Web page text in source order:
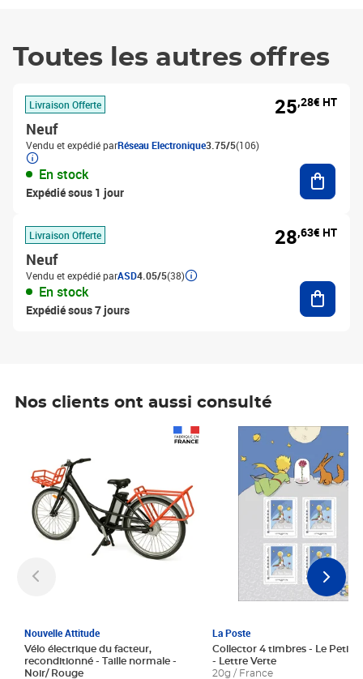
Toutes les autres offres
Livraison Offerte
Neuf
Vendu et expédié parRéseau Electronique3.75/5(106)
En stock
Expédié sous 1 jour
25,28€ HT
Livraison Offerte
Neuf
Vendu et expédié parASD4.05/5(38)
En stock
Expédié sous 7 jours
28,63€ HT
Nos clients ont aussi consulté
Nouvelle Attitude
Vélo électrique du facteur,
reconditionné - Taille normale -
Noir/ Rouge
La Poste
Collector 4 timbres - Le Petit
- Lettre Verte
20g / France
Prix 6,25€ HT